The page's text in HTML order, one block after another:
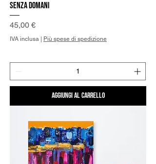
senza domani
Prezzo
45,00 €
IVA inclusa Più spese di spedizione
Aggiungi al carrello